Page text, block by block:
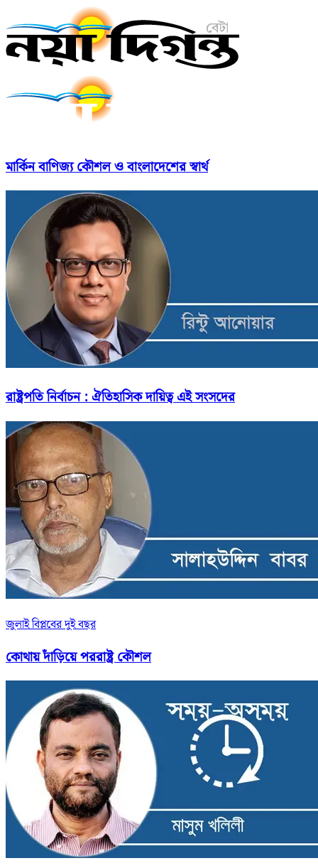
মার্কিন বাণিজ্য কৌশল ও বাংলাদেশের স্বার্থ
রাষ্ট্রপতি নির্বাচন : ঐতিহাসিক দায়িত্ব এই সংসদের
জুলাই বিপ্লবের দুই বছর
কোথায় দাঁড়িয়ে পররাষ্ট্র কৌশল